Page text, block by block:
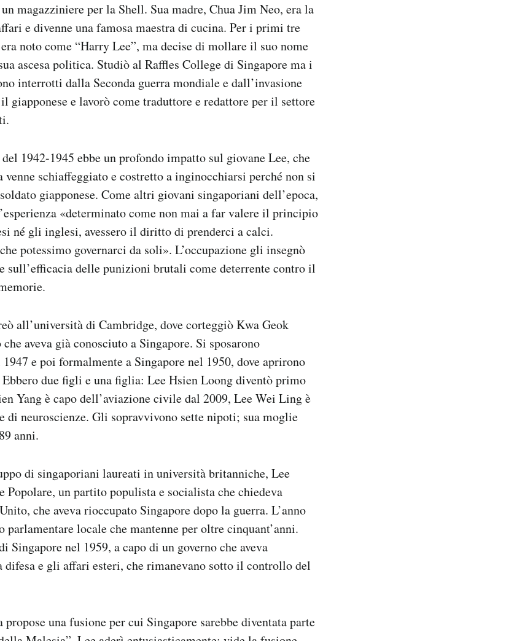
magazziniere per la Shell. Sua madre, Chua Jim Neo, era la
e divenne una famosa maestra di cucina. Per i primi tre
noto come “Harry Lee”, ma decise di mollare il suo nome
ascesa politica. Studiò al Raffles College di Singapore ma i
interrotti dalla Seconda guerra mondiale e dall’invasione
giapponese e lavorò come traduttore e redattore per il settore
1942-1945 ebbe un profondo impatto sul giovane Lee, che
schiaffeggiato e costretto a inginocchiarsi perché non si
giapponese. Come altri giovani singaporiani dell’epoca,
«determinato come non mai a far valere il principio
né gli inglesi, avessero il diritto di prenderci a calci.
potessimo governarci da soli». L’occupazione gli insegnò
sull’efficacia delle punizioni brutali come deterrente contro il
all’università di Cambridge, dove corteggiò Kwa Geok
aveva già conosciuto a Singapore. Si sposarono
e poi formalmente a Singapore nel 1950, dove aprirono
due figli e una figlia: Lee Hsien Loong diventò primo
Yang è capo dell’aviazione civile dal 2009, Lee Wei Ling è
di neuroscienze. Gli sopravvivono sette nipoti; sua moglie
anni.
di singaporiani laureati in università britanniche, Lee
un partito populista e socialista che chiedeva
che aveva rioccupato Singapore dopo la guerra. L’anno
parlamentare locale che mantenne per oltre cinquant’anni.
nel 1959, a capo di un governo che aveva
difesa e gli affari esteri, che rimanevano sotto il controllo del
una fusione per cui Singapore sarebbe diventata parte